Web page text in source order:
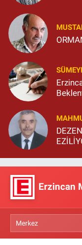
Erzincan